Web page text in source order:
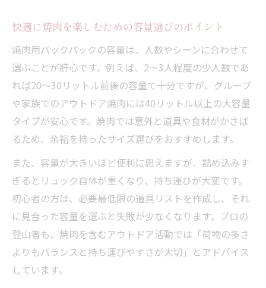
焼肉バックパック選びに役立つ着眼点
焼肉に適したバックパック素材と耐久性の
見極め方
焼肉道具が入れやすい仕切りやポケットの
重要性
焼肉を快適に運ぶための軽量性と背負い心
地
焼肉好きにおすすめの多機能バックパック
とは
焼肉道具収納の工夫で荷物をスマートに管
理
登山やキャンプで焼肉を楽しむ準備法
登山やキャンプで焼肉を楽しむための準備
ポイント
快適に焼肉を楽しむための容量選びのポイント
焼肉用バックパックの容量は、人数やシーンに合わせて
選ぶことが肝心です。例えば、2〜3人程度の少人数であ
れば20〜30リットル前後の容量で十分ですが、グループ
や家族でのアウトドア焼肉には40リットル以上の大容量
タイプが安心です。焼肉では意外と道具や食材がかさば
るため、余裕を持ったサイズ選びをおすすめします。
また、容量が大きいほど便利に思えますが、詰め込みす
ぎるとリュック自体が重くなり、持ち運びが大変です。
初心者の方は、必要最低限の道具リストを作成し、それ
に見合った容量を選ぶと失敗が少なくなります。プロの
登山者も、焼肉を含むアウトドア活動では「荷物の多さ
よりもバランスと持ち運びやすさが大切」とアドバイス
しています。